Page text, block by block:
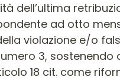
dell’ultima
ad otto
violazione e/o
3,
18 cit. come